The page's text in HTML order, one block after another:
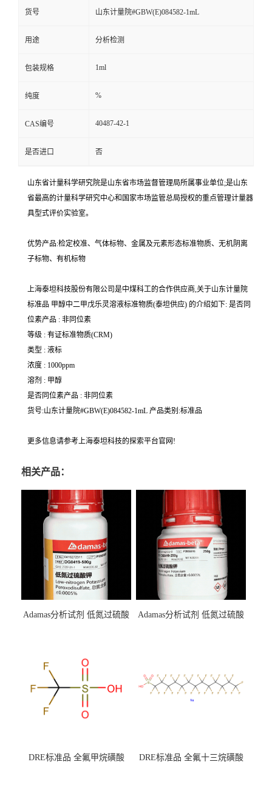
货号 山东计量院#GBW(E)084582-1mL
用途 分析检测
包装规格 1ml
纯度 %
CAS编号 40487-42-1
是否进口 否
山东省计量科学研究院是山东省市场监督管理局所属事业单位;是山东
省最高的计量科学研究中心和国家市场监管总局授权的重点管理计量器
具型式评价实验室。
优势产品:检定校准、气体标物、金属及元素形态标准物质、无机阴离
子标物、有机标物
上海泰坦科技股份有限公司是中煤科工的合作供应商,关于山东计量院
标准品 甲醇中二甲戊乐灵溶液标准物质(泰坦供应) 的介绍如下: 是否同
位素产品 : 非同位素
等级 : 有证标准物质(CRM)
类型 : 液标
浓度 : 1000ppm
溶剂 : 甲醇
是否同位素产品 : 非同位素
货号:山东计量院#GBW(E)084582-1mL 产品类别:标准品
更多信息请参考上海泰坦科技的探索平台官网!
相关产品：
Adamas分析试剂 低氮过硫酸
（泰坦现货供应）
Adamas分析试剂 低氮过硫酸
DRE标准品 全氟甲烷磺酸
DRE标准品 全氟十三烷磺酸